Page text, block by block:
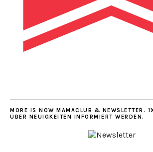
MORE IS NOW MAMACLUB & NEWSLETTER.
ÜBER NEUIGKEITEN INFORMIERT WERDEN.